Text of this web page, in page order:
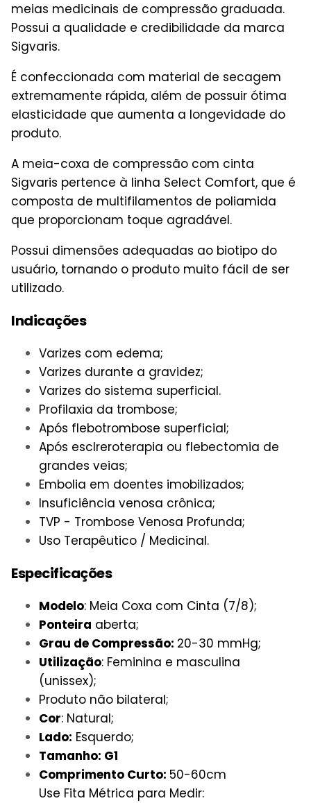
meias medicinais de compressão graduada.
Possui a qualidade e credibilidade da marca
Sigvaris.
É confeccionada com material de secagem
extremamente rápida, além de possuir ótima
elasticidade que aumenta a longevidade do
produto.
A meia-coxa de compressão com cinta
Sigvaris pertence à linha Select Comfort, que é
composta de multifilamentos de poliamida
que proporcionam toque agradável.
Possui dimensões adequadas ao biotipo do
usuário, tornando o produto muito fácil de ser
utilizado.
Indicações
Varizes com edema;
Varizes durante a gravidez;
Varizes do sistema superficial.
Profilaxia da trombose;
Após flebotrombose superficial;
Após esclreroterapia ou flebectomia de
grandes veias;
Embolia em doentes imobilizados;
Insuficiência venosa crônica;
TVP - Trombose Venosa Profunda;
Uso Terapêutico / Medicinal.
Especificações
Modelo: Meia Coxa com Cinta (7/8);
Ponteira aberta;
Grau de Compressão: 20-30 mmHg;
Utilização: Feminina e masculina
(unissex);
Produto não bilateral;
Cor: Natural;
Lado: Esquerdo;
Tamanho: G1
Comprimento Curto: 50-60cm
Use Fita Métrica para Medir: